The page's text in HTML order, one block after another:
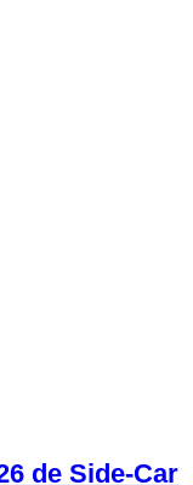
de Side-Car